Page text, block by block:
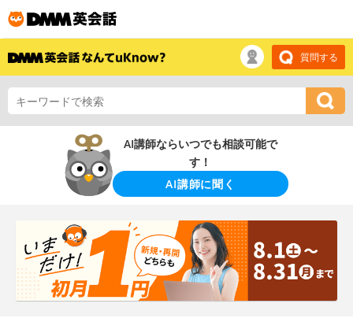
質問する
AI講師ならいつでも相談可能で
す！
AI講師に聞く